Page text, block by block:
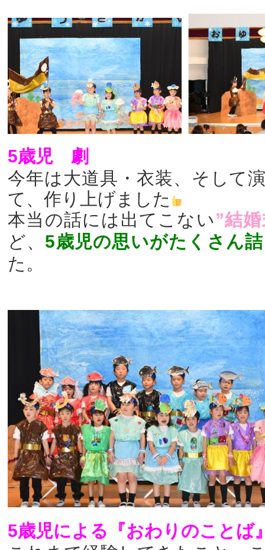
5歳児 劇
今年は大道具・衣装、そして
て、作り上げました
本当の話には出てこない”結
ど、 5歳児の思いがたくさん
た。
5歳児による『おわりのことば